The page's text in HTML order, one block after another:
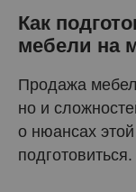
Как
мебели на
Продажа
но и
о нюансах
подготовиться.